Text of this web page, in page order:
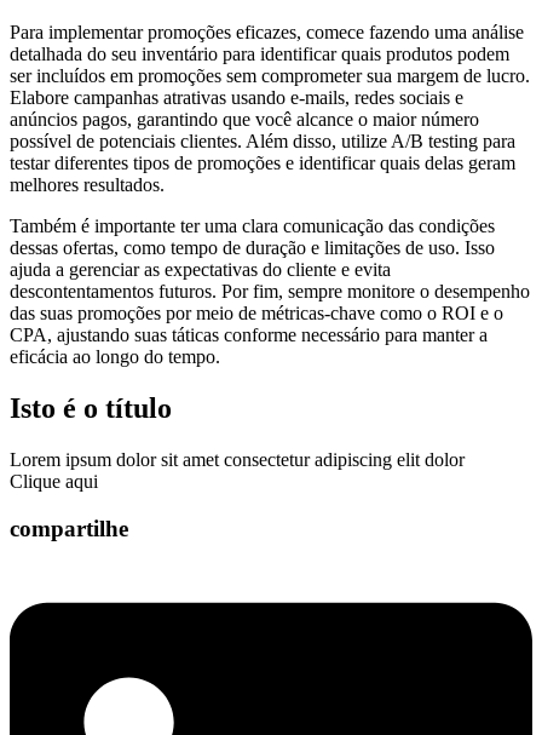
Para implementar promoções eficazes, comece fazendo uma análise
detalhada do seu inventário para identificar quais produtos podem
ser incluídos em promoções sem comprometer sua margem de lucro.
Elabore campanhas atrativas usando e-mails, redes sociais e
anúncios pagos, garantindo que você alcance o maior número
possível de potenciais clientes. Além disso, utilize A/B testing para
testar diferentes tipos de promoções e identificar quais delas geram
melhores resultados.
Também é importante ter uma clara comunicação das condições
dessas ofertas, como tempo de duração e limitações de uso. Isso
ajuda a gerenciar as expectativas do cliente e evita
descontentamentos futuros. Por fim, sempre monitore o desempenho
das suas promoções por meio de métricas-chave como o ROI e o
CPA, ajustando suas táticas conforme necessário para manter a
eficácia ao longo do tempo.
Isto é o título
Lorem ipsum dolor sit amet consectetur adipiscing elit dolor
Clique aqui
compartilhe